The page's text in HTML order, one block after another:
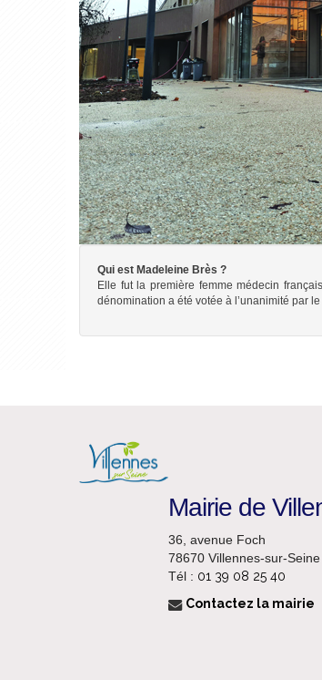
Qui est Madeleine Brès ?
Elle fut la première femme médecin
dénomination a été votée à l’unanimité par
Mairie de
36, avenue Foch
78670 Villennes-sur-Seine
Tél : 01 39 08 25 40
Contactez la mairie